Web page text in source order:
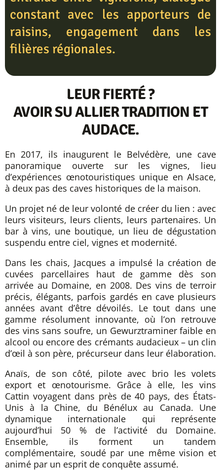
constant avec les apporteurs de
raisins, engagement dans les
filières régionales.
LEUR FIERTÉ ?
AVOIR SU ALLIER TRADITION ET
AUDACE.
En 2017, ils inaugurent le Belvédère, une cave
panoramique ouverte sur les vignes, lieu
d’expériences œnotouristiques unique en Alsace,
à deux pas des caves historiques de la maison.
Un projet né de leur volonté de créer du lien : avec
leurs visiteurs, leurs clients, leurs partenaires. Un
bar à vins, une boutique, un lieu de dégustation
suspendu entre ciel, vignes et modernité.
Dans les chais, Jacques a impulsé la création de
cuvées parcellaires haut de gamme dès son
arrivée au Domaine, en 2008. Des vins de terroir
précis, élégants, parfois gardés en cave plusieurs
années avant d’être dévoilés. Le tout dans une
gamme résolument innovante, où l’on retrouve
des vins sans soufre, un Gewurztraminer faible en
alcool ou encore des crémants audacieux – un clin
d’œil à son père, précurseur dans leur élaboration.
Anaïs, de son côté, pilote avec brio les volets
export et œnotourisme. Grâce à elle, les vins
Cattin voyagent dans près de 40 pays, des États-
Unis à la Chine, du Bénélux au Canada. Une
dynamique internationale qui représente
aujourd’hui 50 % de l’activité du Domaine.
Ensemble, ils forment un tandem
complémentaire, soudé par une même vision et
animé par un esprit de conquête assumé.